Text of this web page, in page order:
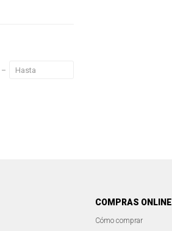
COMPRAS ONLINE
Cómo comprar